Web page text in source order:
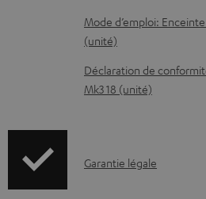
r
e
Mode d’emploi:
(unité)
Déclaration de
Mk3 18 (unité)
IGarantie légale